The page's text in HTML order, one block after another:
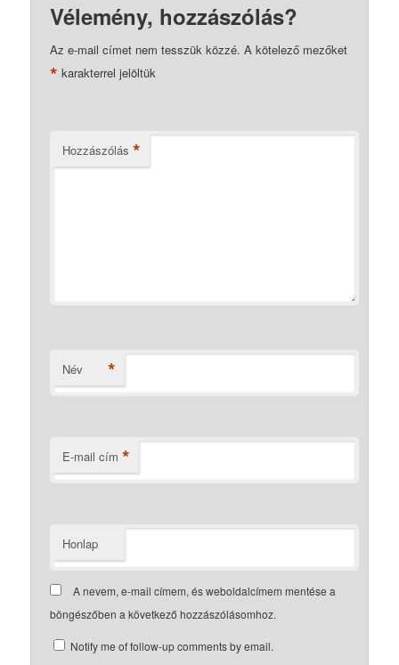
Vélemény, hozzászólás?
Az e-mail címet nem tesszük közzé. A kötelező mezőket
* karakterrel jelöltük
Hozzászólás *
Név *
E-mail cím *
Honlap
A nevem, e-mail címem, és weboldalcímem mentése a
böngészőben a következő hozzászólásomhoz.
Notify me of follow-up comments by email.